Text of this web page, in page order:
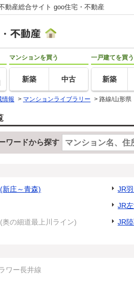
動産総合サイト goo住宅・不動産
マンションを買う
新築 中古
一戸建てを買う
新築
情報 > マンションライブラリー > 路線/山形県
ワードから探す
新庄～青森) JR
JR
奥の細道最上川ライン)
JR
ワー長井線